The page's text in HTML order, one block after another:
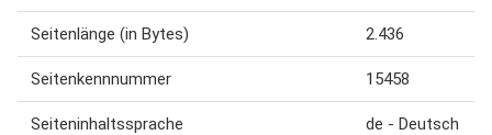
Seitenlänge (in Bytes) 2.436
Seitenkennnummer 15458
Seiteninhaltssprache de - Deutsch